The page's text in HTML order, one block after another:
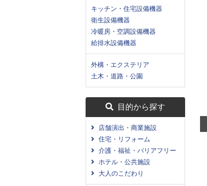
キッチン・住宅設備機器
衛生設備機器
冷暖房・空調設備機器
給排水設備機器
外構・エクステリア
土木・道路・公園
目的から探す
店舗演出・商業施設
住宅・リフォーム
介護・福祉・バリアフリー
ホテル・公共施設
大人のこだわり